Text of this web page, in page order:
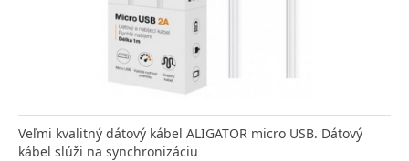
Veľmi kvalitný dátový kábel ALIGATOR micro USB. Dátový
kábel slúži na synchronizáciu